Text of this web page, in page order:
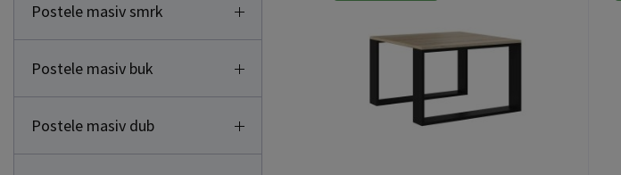
Postele masiv smrk
Postele masiv buk
Postele masiv dub